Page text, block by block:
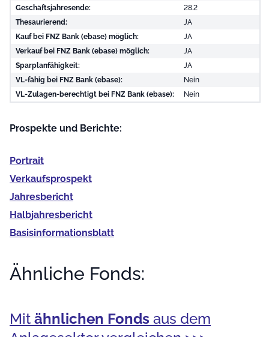
Geschäftsjahresende:
28.2
Thesaurierend:
JA
Kauf bei FNZ Bank (ebase) möglich:
JA
Verkauf bei FNZ Bank (ebase) möglich:
JA
Sparplanfähigkeit:
JA
VL-fähig bei FNZ Bank (ebase):
Nein
VL-Zulagen-berechtigt bei FNZ Bank (ebase):
Nein
Prospekte und Berichte:
Portrait
Verkaufs­prospekt
Jahres­bericht
Halb­jahres­bericht
Basis­informationsblatt
Ähnliche Fonds:
Mit ähnlichen Fonds aus dem